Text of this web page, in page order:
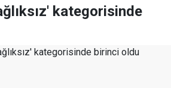
kategorisinde